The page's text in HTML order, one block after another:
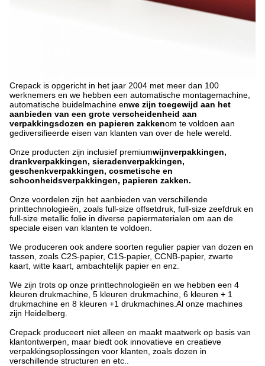
Crepack is opgericht in het jaar 2004 met meer dan 100
werknemers en we hebben een automatische montagemachine,
automatische buidelmachine enwe zijn toegewijd aan het
aanbieden van een grote verscheidenheid aan
verpakkingsdozen en papieren zakkenom te voldoen aan
gediversifieerde eisen van klanten van over de hele wereld.
Onze producten zijn inclusief premiumwijnverpakkingen,
drankverpakkingen, sieradenverpakkingen,
geschenkverpakkingen, cosmetische en
schoonheidsverpakkingen, papieren zakken.
Onze voordelen zijn het aanbieden van verschillende
printtechnologieën, zoals full-size offsetdruk, full-size zeefdruk en
full-size metallic folie in diverse papiermaterialen om aan de
speciale eisen van klanten te voldoen.
We produceren ook andere soorten regulier papier van dozen en
tassen, zoals C2S-papier, C1S-papier, CCNB-papier, zwarte
kaart, witte kaart, ambachtelijk papier en enz.
We zijn trots op onze printtechnologieën en we hebben een 4
kleuren drukmachine, 5 kleuren drukmachine, 6 kleuren + 1
drukmachine en 8 kleuren +1 drukmachines.Al onze machines
zijn Heidelberg.
Crepack produceert niet alleen en maakt maatwerk op basis van
klantontwerpen, maar biedt ook innovatieve en creatieve
verpakkingsoplossingen voor klanten, zoals dozen in
verschillende structuren en etc..